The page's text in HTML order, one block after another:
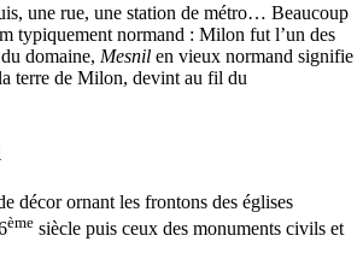
une rue, une station de métro… Beaucoup
typiquement normand : Milon fut l’un des
domaine, Mesnil en vieux normand signifie
terre de Milon, devint au fil du
décor ornant les frontons des églises
ème siècle puis ceux des monuments civils et